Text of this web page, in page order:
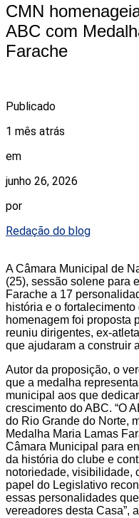
CMN
ABC com
Farache
Publicado
1 mês atrás
em
junho 26, 2026
por
Redação do blog
A Câmara Municipal de
(25), sessão solene para
Farache a 17
história e o
homenagem foi proposta
reuniu dirigentes, ex-
que ajudaram a construir
Autor da proposição, o
que a medalha
municipal aos que
crescimento do ABC. “O
do Rio Grande do Norte,
Medalha Maria Lamas
Câmara Municipal para
da história do clube e
notoriedade, visibilidade,
papel do Legislativo
essas personalidades
vereadores desta Casa”,